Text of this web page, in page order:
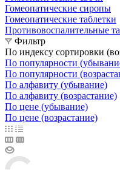
Гомеопатические сиропы
Гомеопатические таблетки
Противовоспалительные
Фильтр
По индексу сортировки
По популярности
По популярности
По алфавиту (убывание)
По алфавиту (возрастание)
По цене (убывание)
По цене (возрастание)